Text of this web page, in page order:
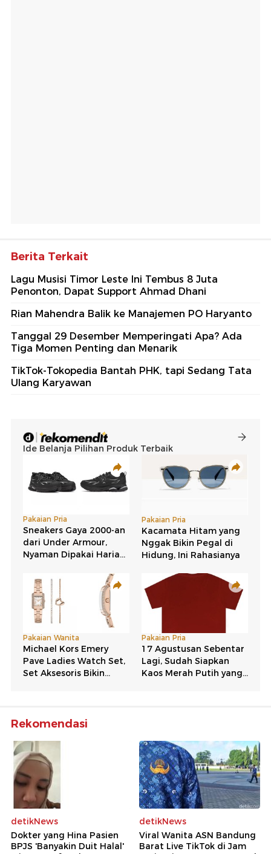
Berita Terkait
Lagu Musisi Timor Leste Ini Tembus 8 Juta
Penonton, Dapat Support Ahmad Dhani
Rian Mahendra Balik ke Manajemen PO Haryanto
Tanggal 29 Desember Memperingati Apa? Ada
Tiga Momen Penting dan Menarik
TikTok-Tokopedia Bantah PHK, tapi Sedang Tata
Ulang Karyawan
Rekomendasi
detikNews
Dokter yang Hina Pasien
BPJS 'Banyakin Duit Halal'
detikNews
Viral Wanita ASN Bandung
Barat Live TikTok di Jam